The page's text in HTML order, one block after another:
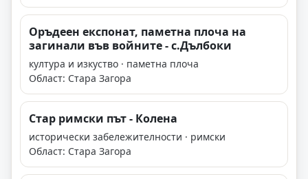
Оръдеен експонат, паметна плоча на
загинали във войните - с.Дълбоки
култура и изкуство · паметна плоча
Област: Стара Загора
Стар римски път - Колена
исторически забележителности · римски
Област: Стара Загора